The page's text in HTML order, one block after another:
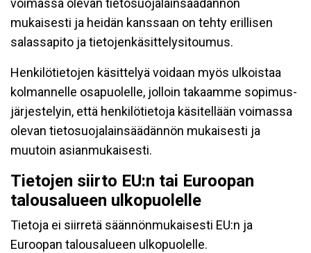
voimassa olevan tietosuojalainsäädännön
mukaisesti ja heidän kanssaan on tehty erillisen
salassapito ja tietojenkäsittelysitoumus.
Henkilötietojen käsittelyä voidaan myös ulkoistaa
kolmannelle osapuolelle, jolloin takaamme sopimus-
järjestelyin, että henkilötietoja käsitellään voimassa
olevan tietosuojalainsäädännön mukaisesti ja
muutoin asianmukaisesti.
Tietojen siirto EU:n tai Euroopan
talousalueen ulkopuolelle
Tietoja ei siirretä säännönmukaisesti EU:n ja
Euroopan talousalueen ulkopuolelle.